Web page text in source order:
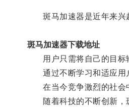
斑马加速器是近年来兴起
斑马加速器下载地址
用户只需将自己的目标输
通过不断学习和适应用户
在当今竞争激烈的社会中
随着科技的不断创新，斑